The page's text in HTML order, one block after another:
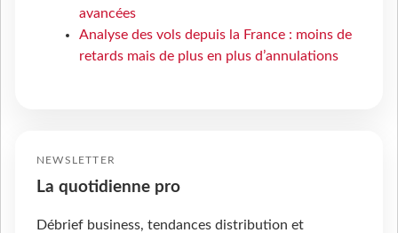
avancées
Analyse des vols depuis la France : moins de
retards mais de plus en plus d’annulations
NEWSLETTER
La quotidienne pro
Débrief business, tendances distribution et